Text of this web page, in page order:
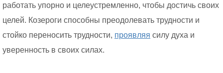
работать упорно и целеустремленно, чтобы достичь своих
целей. Козероги способны преодолевать трудности и
стойко переносить трудности, проявляя силу духа и
уверенность в своих силах.